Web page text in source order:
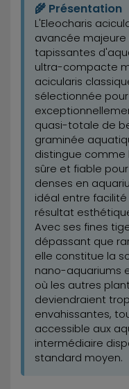
🌾 Présentation
L'Eleocharis
avancée majeure
tapissantes
ultra-compacte
acicularis
sélectionnée
quasi-totale de
graminée
distingue comme
sûre et fiable
denses en
idéal entre
résultat
Avec ses fines
dépassant que
elle constitue la
nano-aquariums
où les autres
deviendraient
envahissantes,
accessible aux
intermédiaire
standard moyen.